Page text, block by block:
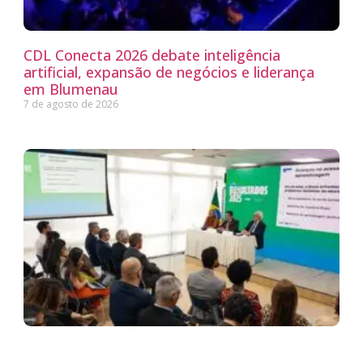
CDL Conecta 2026 debate inteligência
artificial, expansão de negócios e liderança
em Blumenau
7 de agosto de 2026